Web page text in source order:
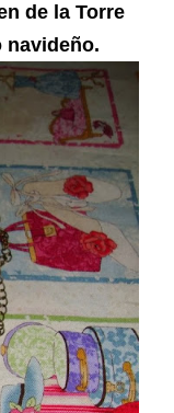
de la Torre